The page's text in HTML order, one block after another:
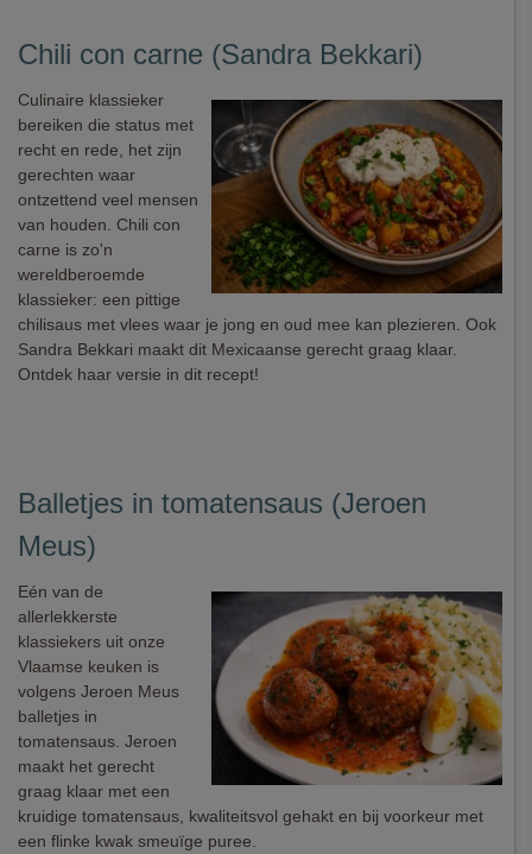
Chili con carne (Sandra Bekkari)
Culinaire klassieker
bereiken die status met
recht en rede, het zijn
gerechten waar
ontzettend veel mensen
van houden. Chili con
carne is zo'n
wereldberoemde
klassieker: een pittige
chilisaus met vlees waar je jong en oud mee kan plezieren. Ook
Sandra Bekkari maakt dit Mexicaanse gerecht graag klaar.
Ontdek haar versie in dit recept!
Balletjes in tomatensaus (Jeroen
Meus)
Eén van de
allerlekkerste
klassiekers uit onze
Vlaamse keuken is
volgens Jeroen Meus
balletjes in
tomatensaus. Jeroen
maakt het gerecht
graag klaar met een
kruidige tomatensaus, kwaliteitsvol gehakt en bij voorkeur met
een flinke kwak smeuïge puree.